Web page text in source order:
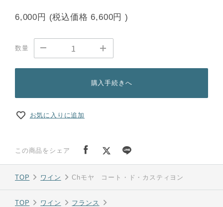
6,000円 (税込価格 6,600円 )
数量
購入手続きへ
お気に入りに追加
この商品をシェア
TOP ワイン Chモヤ コート・ド・カスティヨン
TOP ワイン
フランス